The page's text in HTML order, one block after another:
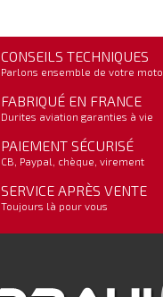
CONSEILS TECHNIQUES
Parlons ensemble de votre moto
FABRIQUÉ EN FRANCE
Durites aviation garanties à vie
PAIEMENT SÉCURISÉ
CB, Paypal, chèque, virement
SERVICE APRÈS VENTE
Toujours là pour vous